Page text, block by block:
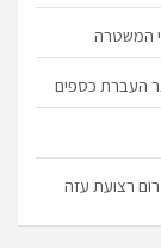
המשטרה
העברת כספים
רצועת עזה